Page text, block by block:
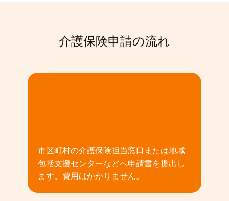
介護保険申請の流れ
市区町村の介護保険担当窓口または地域
包括支援センターなどへ申請書を提出し
ます。費用はかかりません。